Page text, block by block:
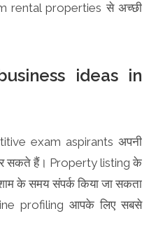
rental properties से अच्छी
ideas in
exam aspirants अपनी
सकते हैं। Property listing के
के समय संपर्क किया जा सकता
profiling आपके लिए सबसे